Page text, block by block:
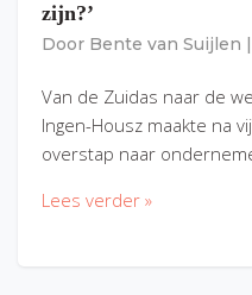
zijn?’
Door Bente van Suijlen
Van de Zuidas naar de
Ingen-Housz maakte na
overstap naar
Lees verder »